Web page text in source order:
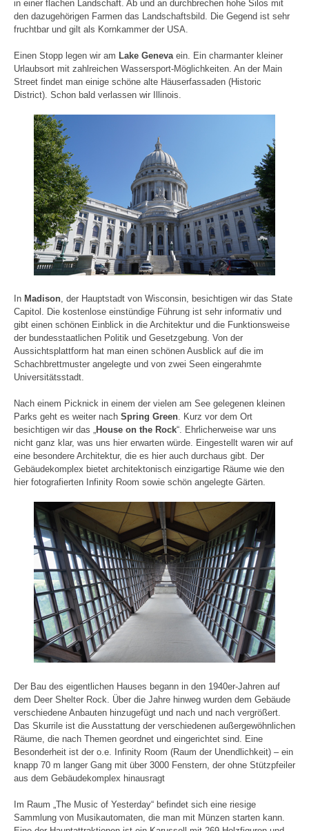
in einer flachen Landschaft. Ab und an durchbrechen hohe Silos mit
den dazugehörigen Farmen das Landschaftsbild. Die Gegend ist sehr
fruchtbar und gilt als Kornkammer der USA.
Einen Stopp legen wir am Lake Geneva ein. Ein charmanter kleiner
Urlaubsort mit zahlreichen Wassersport-Möglichkeiten. An der Main
Street findet man einige schöne alte Häuserfassaden (Historic
District). Schon bald verlassen wir Illinois.
In Madison, der Hauptstadt von Wisconsin, besichtigen wir das State
Capitol. Die kostenlose einstündige Führung ist sehr informativ und
gibt einen schönen Einblick in die Architektur und die Funktionsweise
der bundesstaatlichen Politik und Gesetzgebung. Von der
Aussichtsplattform hat man einen schönen Ausblick auf die im
Schachbrettmuster angelegte und von zwei Seen eingerahmte
Universitätsstadt.
Nach einem Picknick in einem der vielen am See gelegenen kleinen
Parks geht es weiter nach Spring Green. Kurz vor dem Ort
besichtigen wir das „House on the Rock“. Ehrlicherweise war uns
nicht ganz klar, was uns hier erwarten würde. Eingestellt waren wir auf
eine besondere Architektur, die es hier auch durchaus gibt. Der
Gebäudekomplex bietet architektonisch einzigartige Räume wie den
hier fotografierten Infinity Room sowie schön angelegte Gärten.
Der Bau des eigentlichen Hauses begann in den 1940er-Jahren auf
dem Deer Shelter Rock. Über die Jahre hinweg wurden dem Gebäude
verschiedene Anbauten hinzugefügt und nach und nach vergrößert.
Das Skurrile ist die Ausstattung der verschiedenen außergewöhnlichen
Räume, die nach Themen geordnet und eingerichtet sind. Eine
Besonderheit ist der o.e. Infinity Room (Raum der Unendlichkeit) – ein
knapp 70 m langer Gang mit über 3000 Fenstern, der ohne Stützpfeiler
aus dem Gebäudekomplex hinausragt
Im Raum „The Music of Yesterday“ befindet sich eine riesige
Sammlung von Musikautomaten, die man mit Münzen starten kann.